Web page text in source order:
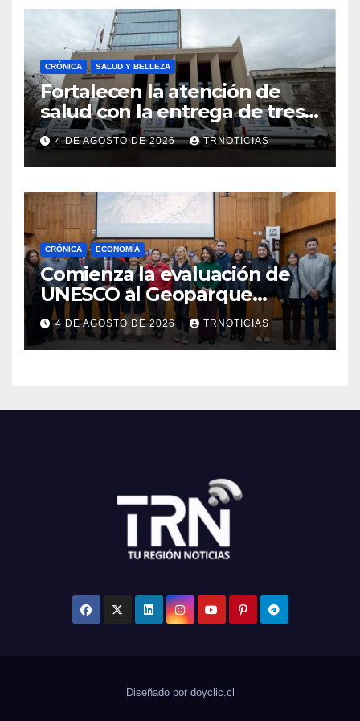
CRÓNICA SALUD Y BELLEZA
Fortalecen la atención de
salud con la entrega de tres
nuevas ambulancias para
Cauquenes y Sagrada Familia
4 DE AGOSTO DE 2026 TRNOTICIAS
CRÓNICA ECONOMÍA
Comienza la evaluación de
UNESCO al Geoparque
Aspirante Pillanmapu en el
Maule
4 DE AGOSTO DE 2026 TRNOTICIAS
Diseñado por doyclic.cl